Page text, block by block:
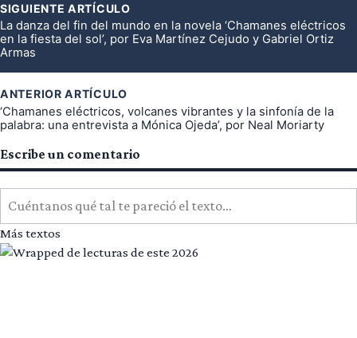
ANTERIOR ARTÍCULO
‘Chamanes eléctricos, volcanes vibrantes y la sinfonía de la
palabra: una entrevista a Mónica Ojeda’, por Neal Moriarty
SIGUIENTE ARTÍCULO
La danza del fin del mundo en la novela ‘Chamanes eléctricos
en la fiesta del sol’, por Eva Martínez Cejudo y Gabriel Ortiz
Armas
Escribe un comentario
Cuéntanos qué tal te pareció el texto…
Más textos